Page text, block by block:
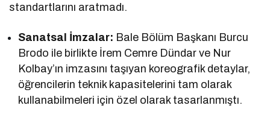
standartlarını aratmadı.
Sanatsal İmzalar: Bale Bölüm Başkanı Burcu
Brodo ile birlikte İrem Cemre Dündar ve Nur
Kolbay’ın imzasını taşıyan koreografik detaylar,
öğrencilerin teknik kapasitelerini tam olarak
kullanabilmeleri için özel olarak tasarlanmıştı.